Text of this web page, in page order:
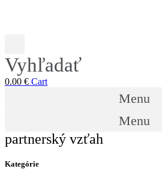
Vyhľadať
0.00 € Cart
Menu
Menu
partnerský vzťah
Kategórie